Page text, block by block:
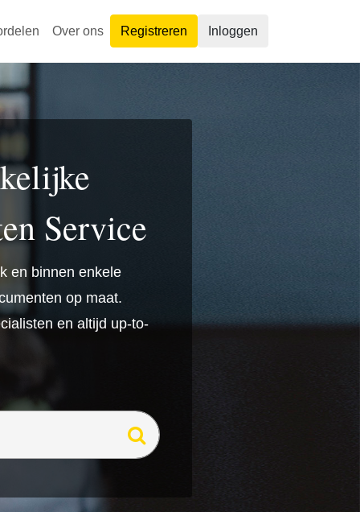
Over ons Registreren Inloggen
Service
en binnen enkele
op maat.
en altijd up-to-